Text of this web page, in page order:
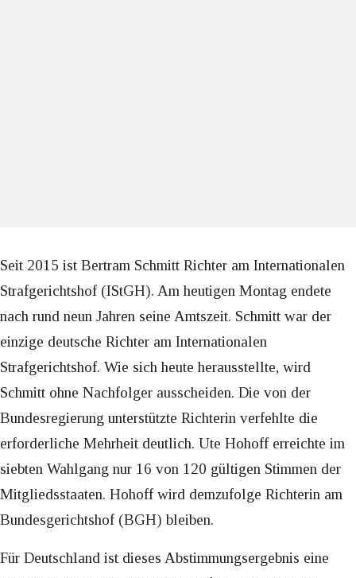
Seit 2015 ist Bertram Schmitt Richter am Internationalen
Strafgerichtshof (IStGH). Am heutigen Montag endete
nach rund neun Jahren seine Amtszeit. Schmitt war der
einzige deutsche Richter am Internationalen
Strafgerichtshof. Wie sich heute herausstellte, wird
Schmitt ohne Nachfolger ausscheiden. Die von der
Bundesregierung unterstützte Richterin verfehlte die
erforderliche Mehrheit deutlich. Ute Hohoff erreichte im
siebten Wahlgang nur 16 von 120 gültigen Stimmen der
Mitgliedsstaaten. Hohoff wird demzufolge Richterin am
Bundesgerichtshof (BGH) bleiben.
Für Deutschland ist dieses Abstimmungsergebnis eine